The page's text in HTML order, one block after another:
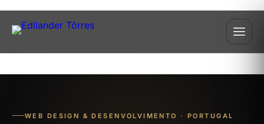
WEB DESIGN & DESENVOLVIMENTO · PORTUGAL